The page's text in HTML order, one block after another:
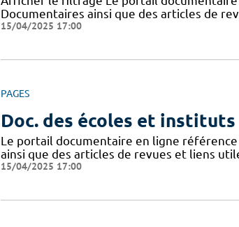
Documentaires ainsi que des articles de
15/04/2025 17:00
PAGES
Doc. des écoles et instituts
Le portail documentaire en ligne
ainsi que des articles de revues et liens
15/04/2025 17:00